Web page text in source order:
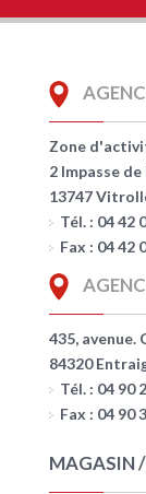
Zone
2 Impasse
13747
Tél. : 04 42
Fax : 04 42
435, avenue.
84320
Tél. : 04 90
Fax : 04 90
MAGASIN